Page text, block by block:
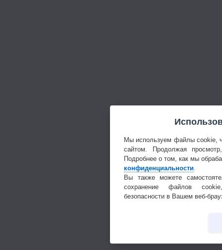
Мы используем файлы cookie,
сайтом. Продолжая
Подробнее о том, как мы
конфиденциальности
Вы также можете
сохранение файлов
безопасности в Вашем веб-